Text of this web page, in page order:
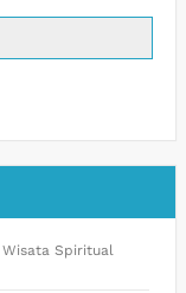
Wisata Spiritual